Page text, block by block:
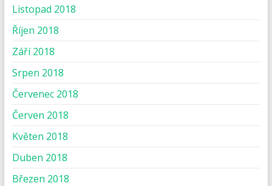
Listopad 2018
Říjen 2018
Září 2018
Srpen 2018
Červenec 2018
Červen 2018
Květen 2018
Duben 2018
Březen 2018